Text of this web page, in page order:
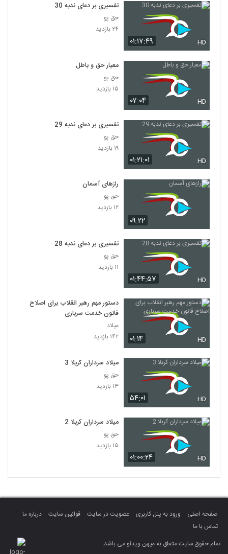
۰۱:۱۷:۴۹ HD
تفسیری بر دعای ندبه 30
حق پو
۲۴ بازدید
۰۷:۰۴ HD
معیار حق و باطل
حق پو
۱۵ بازدید
۰۱:۲۱:۰۱ HD
تفسیری بر دعای ندبه 29
حق پو
۱۹ بازدید
۰۹:۲۲
رازهای آسمان
حق پو
۱۲ بازدید
۰۱:۴۴:۵۷ HD
تفسیری بر دعای ندبه 28
حق پو
۱۱ بازدید
۰۱:۱۴ HD
دستور مهم رهبر انقلاب برای اصلاح
قانون خدمت سربازی
میلاد
۱۴۲ بازدید
۵۴:۰۱ HD
میلاد سرداران کربلا 3
حق پو
۱۳ بازدید
۰۱:۰۰:۲۴ HD
میلاد سرداران کربلا 2
حق پو
۱۵ بازدید
صفحه اصلی ورود به پنل کاربری عضویت در سایت قوانین سایت
درباره ما
تماس با ما
تمام حقوق سایت متعلق به میهن ویدئو می باشد.